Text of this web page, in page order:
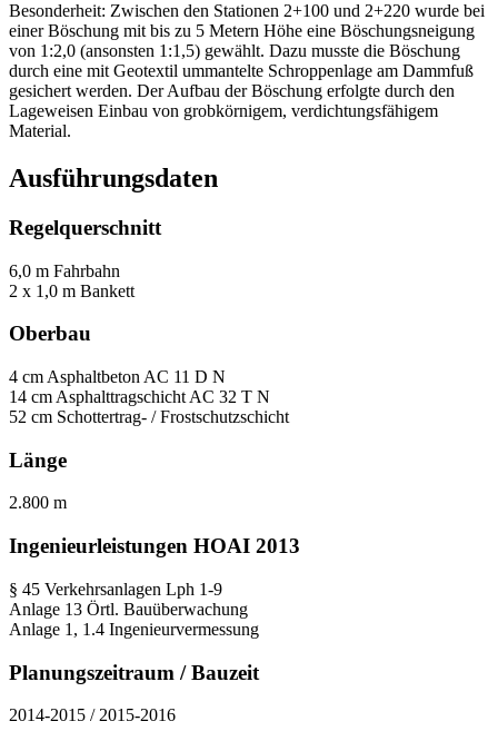
Besonderheit: Zwischen den Stationen 2+100 und 2+220 wurde bei
einer Böschung mit bis zu 5 Metern Höhe eine Böschungsneigung
von 1:2,0 (ansonsten 1:1,5) gewählt. Dazu musste die Böschung
durch eine mit Geotextil ummantelte Schroppenlage am Dammfuß
gesichert werden. Der Aufbau der Böschung erfolgte durch den
Lageweisen Einbau von grobkörnigem, verdichtungsfähigem
Material.
Ausführungsdaten
Regelquerschnitt
6,0 m Fahrbahn
2 x 1,0 m Bankett
Oberbau
4 cm Asphaltbeton AC 11 D N
14 cm Asphalttragschicht AC 32 T N
52 cm Schottertrag- / Frostschutzschicht
Länge
2.800 m
Ingenieurleistungen HOAI 2013
§ 45 Verkehrsanlagen Lph 1-9
Anlage 13 Örtl. Bauüberwachung
Anlage 1, 1.4 Ingenieurvermessung
Planungszeitraum / Bauzeit
2014-2015 / 2015-2016